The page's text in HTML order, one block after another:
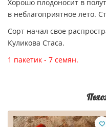
Хорошо плодоносит в
в неблагоприятное лето.
Сорт начал свое
Куликова Стаса.
1 пакетик - 7 семян.